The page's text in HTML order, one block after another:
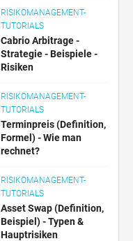
RISIKOMANAGEMENT-
TUTORIALS
Cabrio Arbitrage -
Strategie - Beispiele -
Risiken
RISIKOMANAGEMENT-
TUTORIALS
Terminpreis (Definition,
Formel) - Wie man
rechnet?
RISIKOMANAGEMENT-
TUTORIALS
Asset Swap (Definition,
Beispiel) - Typen &
Hauptrisiken